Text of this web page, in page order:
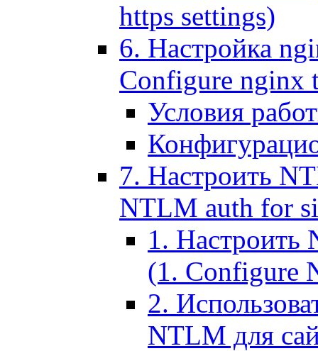
https settings)
6. Настройка
Configure nginx
Условия
7. Настроить
NTLM auth for
1. Настроить
(1. Configure
2.
NTLM для